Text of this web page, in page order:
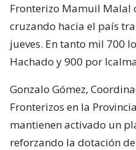
Fronterizo Mamuil Malal
cruzando hacia el país
jueves. En tanto mil 700
Hachado y 900 por
Gonzalo Gómez,
Fronterizos en la
mantienen activado un
reforzando la dotación